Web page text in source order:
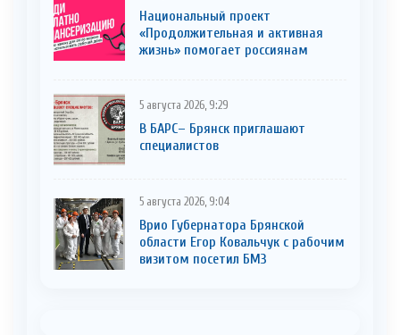
Национальный проект
«Продолжительная и активная
жизнь» помогает россиянам
5 августа 2026, 9:29
В БАРС– Брянcк приглaшают
cпециaлистoв
5 августа 2026, 9:04
Врио Губернатора Брянской
области Егор Ковальчук с рабочим
визитом посетил БМЗ